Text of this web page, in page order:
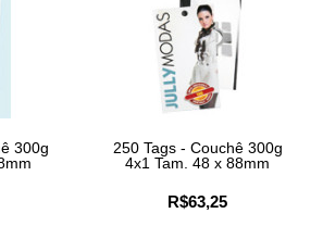
300g
250 Tags - Couchê 300g
4x1 Tam. 48 x 88mm
R$63,25